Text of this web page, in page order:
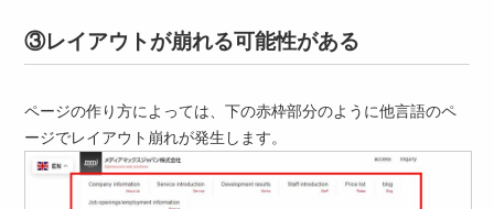
③レイアウトが崩れる可能性がある
ページの作り方によっては、下の赤枠部分のように他言語のペ
ージでレイアウト崩れが発生します。